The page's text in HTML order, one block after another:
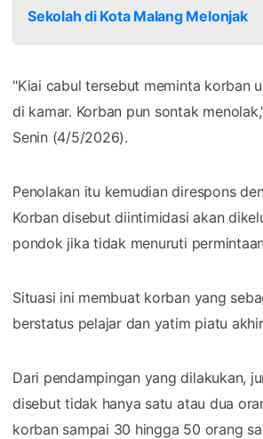
Sekolah di Kota Malang Melonjak
"Kiai cabul tersebut meminta korban
di kamar. Korban pun sontak
Senin (4/5/2026).
Penolakan itu kemudian direspons
Korban disebut diintimidasi akan
pondok jika tidak menuruti
Situasi ini membuat korban yang
berstatus pelajar dan yatim piatu
Dari pendampingan yang dilakukan,
disebut tidak hanya satu atau dua
korban sampai 30 hingga 50 orang